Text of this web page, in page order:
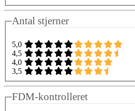
Antal stjerner
5,0
4,5
4,0
3,5
FDM-kontrolleret